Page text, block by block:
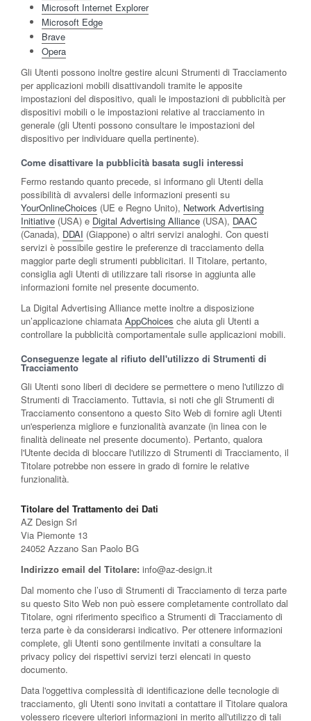
Microsoft Internet Explorer
Microsoft Edge
Brave
Opera
Gli Utenti possono inoltre gestire alcuni Strumenti di Tracciamento
per applicazioni mobili disattivandoli tramite le apposite
impostazioni del dispositivo, quali le impostazioni di pubblicità per
dispositivi mobili o le impostazioni relative al tracciamento in
generale (gli Utenti possono consultare le impostazioni del
dispositivo per individuare quella pertinente).
Come disattivare la pubblicità basata sugli interessi
Fermo restando quanto precede, si informano gli Utenti della
possibilità di avvalersi delle informazioni presenti su
YourOnlineChoices (UE e Regno Unito), Network Advertising
Initiative (USA) e Digital Advertising Alliance (USA), DAAC
(Canada), DDAI (Giappone) o altri servizi analoghi. Con questi
servizi è possibile gestire le preferenze di tracciamento della
maggior parte degli strumenti pubblicitari. Il Titolare, pertanto,
consiglia agli Utenti di utilizzare tali risorse in aggiunta alle
informazioni fornite nel presente documento.
La Digital Advertising Alliance mette inoltre a disposizione
un’applicazione chiamata AppChoices che aiuta gli Utenti a
controllare la pubblicità comportamentale sulle applicazioni mobili.
Conseguenze legate al rifiuto dell'utilizzo di Strumenti di
Tracciamento
Gli Utenti sono liberi di decidere se permettere o meno l'utilizzo di
Strumenti di Tracciamento. Tuttavia, si noti che gli Strumenti di
Tracciamento consentono a questo Sito Web di fornire agli Utenti
un'esperienza migliore e funzionalità avanzate (in linea con le
finalità delineate nel presente documento). Pertanto, qualora
l'Utente decida di bloccare l'utilizzo di Strumenti di Tracciamento, il
Titolare potrebbe non essere in grado di fornire le relative
funzionalità.
Titolare del Trattamento dei Dati
AZ Design Srl
Via Piemonte 13
24052 Azzano San Paolo BG
Indirizzo email del Titolare: info@az-design.it
Dal momento che l’uso di Strumenti di Tracciamento di terza parte
su questo Sito Web non può essere completamente controllato dal
Titolare, ogni riferimento specifico a Strumenti di Tracciamento di
terza parte è da considerarsi indicativo. Per ottenere informazioni
complete, gli Utenti sono gentilmente invitati a consultare la
privacy policy dei rispettivi servizi terzi elencati in questo
documento.
Data l'oggettiva complessità di identificazione delle tecnologie di
tracciamento, gli Utenti sono invitati a contattare il Titolare qualora
volessero ricevere ulteriori informazioni in merito all'utilizzo di tali